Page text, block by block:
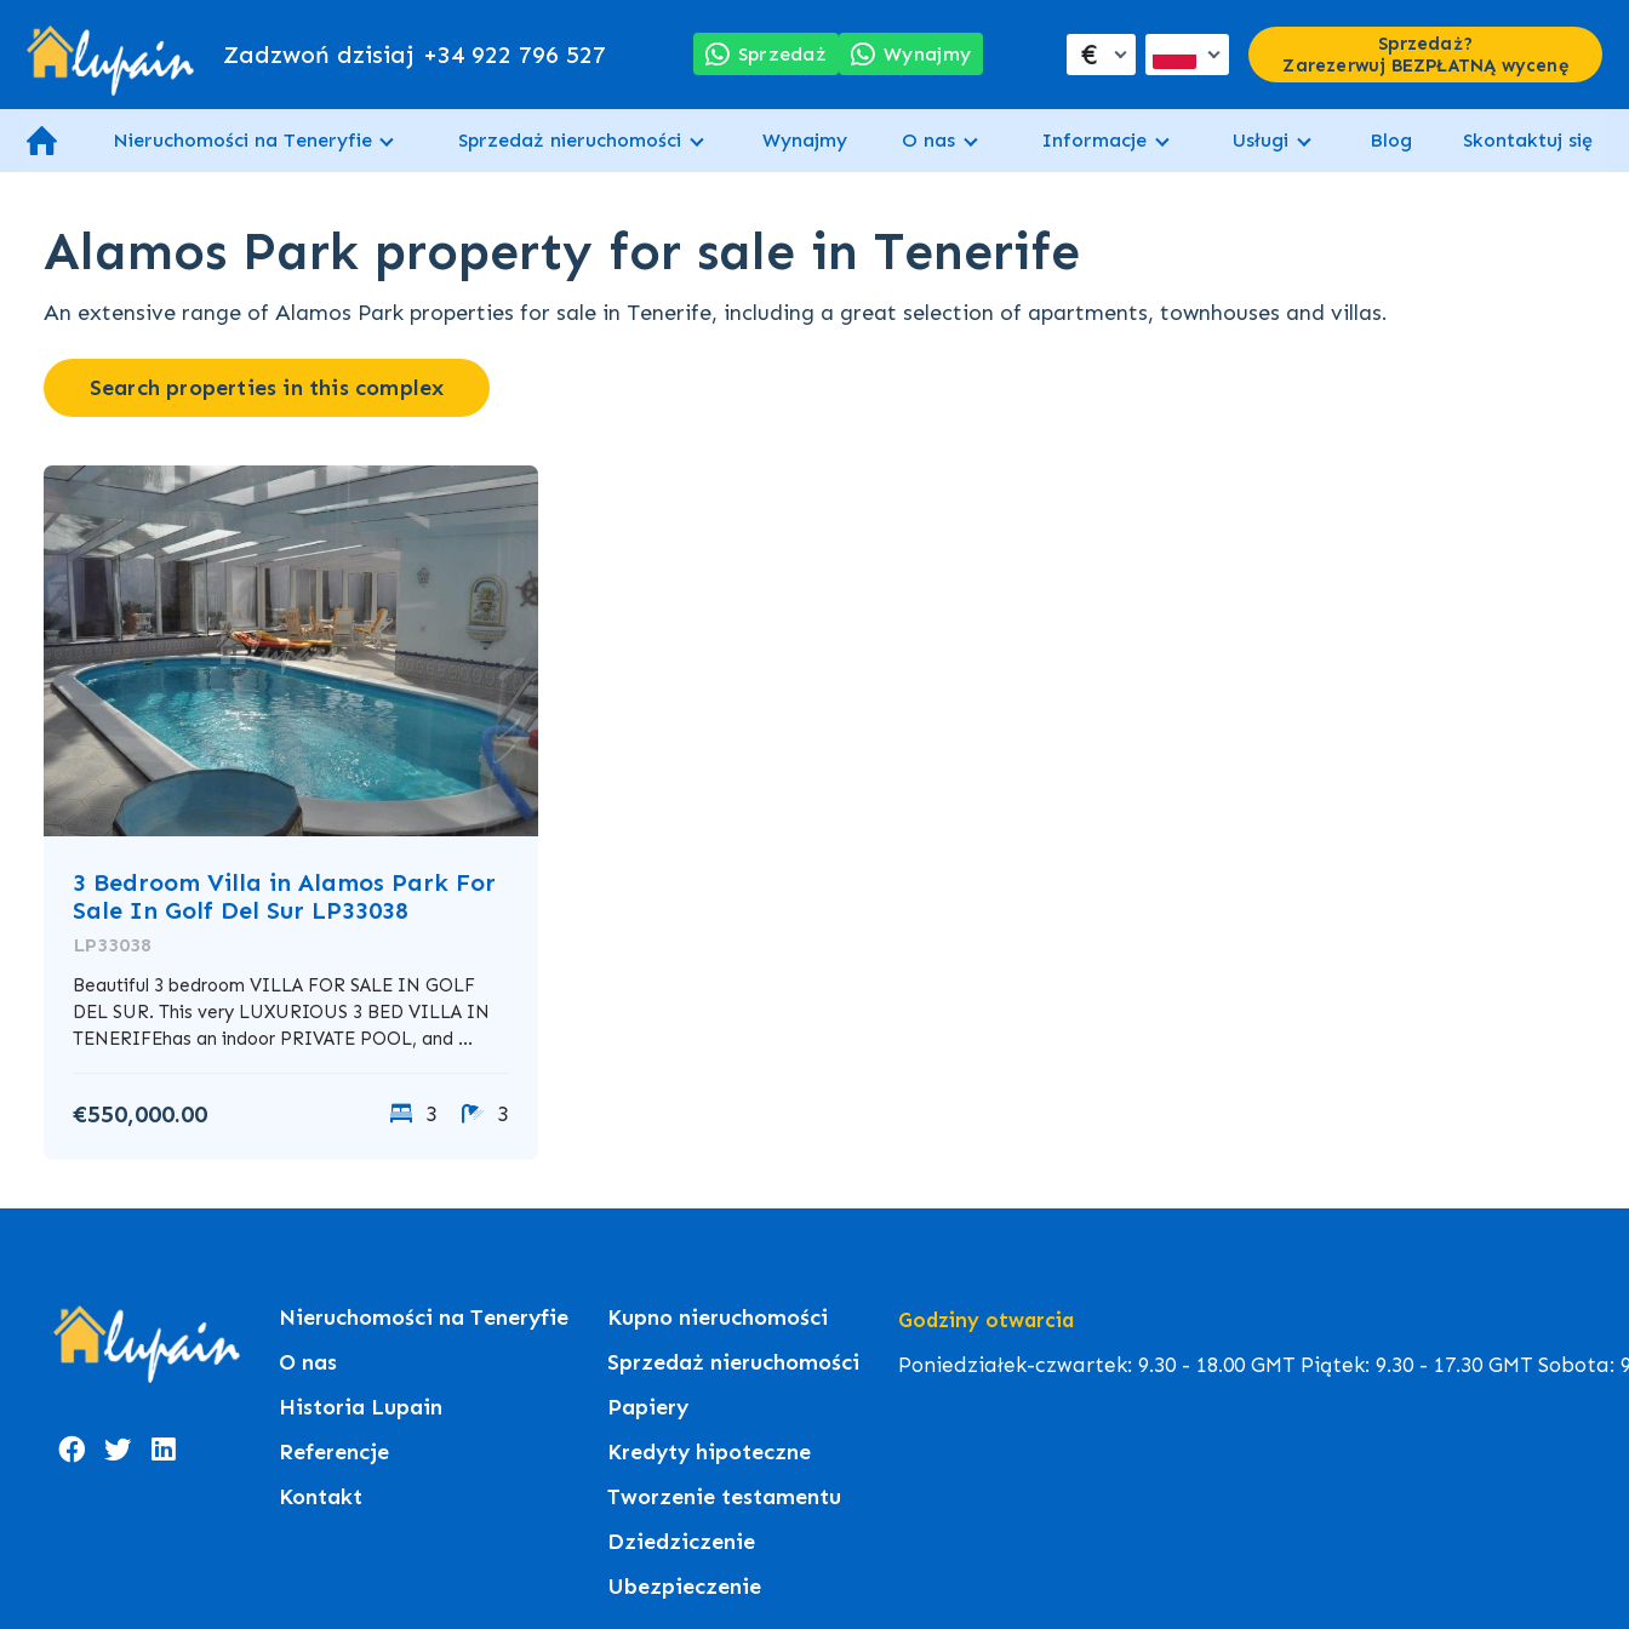
Zadzwoń dzisiaj +34 922 796 527 Sprzedaż Wynajmy €
Sprzedaż?
Zarezerwuj BEZPŁATNĄ wycenę
Nieruchomości na Teneryfie Sprzedaż nieruchomości Wynajmy O nas Informacje Usługi Blog Skontaktuj się
Alamos Park property for sale in Tenerife
An extensive range of Alamos Park properties for sale in Tenerife, including a great selection of apartments, townhouses and villas.
Search properties in this complex
3 Bedroom Villa in Alamos Park For
Sale In Golf Del Sur LP33038
LP33038
Beautiful 3 bedroom VILLA FOR SALE IN GOLF
DEL SUR. This very LUXURIOUS 3 BED VILLA IN
TENERIFEhas an indoor PRIVATE POOL, and ...
€550,000.00 3 3
Nieruchomości na Teneryfie
O nas
Historia Lupain
Referencje
Kontakt
Kupno nieruchomości
Sprzedaż nieruchomości
Papiery
Kredyty hipoteczne
Tworzenie testamentu
Dziedziczenie
Ubezpieczenie
Godziny otwarcia
Poniedziałek-czwartek: 9.30 - 18.00 GMT Piątek: 9.30 - 17.30 GMT Sobota: